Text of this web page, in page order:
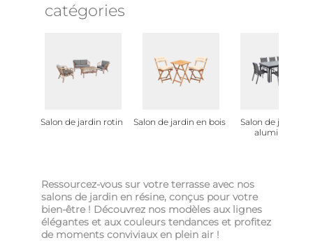
catégories
Salon de jardin rotin Salon de jardin en bois
Salon de jardin en
aluminium
Ressourcez-vous sur votre terrasse avec nos
salons de jardin en résine, conçus pour votre
bien-être ! Découvrez nos modèles aux lignes
élégantes et aux couleurs tendances et profitez
de moments conviviaux en plein air !